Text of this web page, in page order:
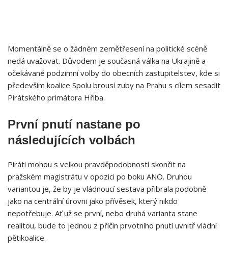
Momentálně se o žádném zemětřesení na politické scéně
nedá uvažovat. Důvodem je současná válka na Ukrajině a
očekávané podzimní volby do obecních zastupitelstev, kde si
především koalice Spolu brousí zuby na Prahu s cílem sesadit
Pirátského primátora Hřiba.
První pnutí nastane po
následujících volbách
Piráti mohou s velkou pravděpodobností skončit na
pražském magistrátu v opozici po boku ANO. Druhou
variantou je, že by je vládnoucí sestava přibrala podobně
jako na centrální úrovni jako přívěsek, který nikdo
nepotřebuje. Ať už se první, nebo druhá varianta stane
realitou, bude to jednou z příčin prvotního pnutí uvnitř vládní
pětikoalice.